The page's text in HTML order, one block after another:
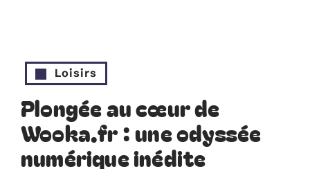
Loisirs
Plongée au cœur de
Wooka.fr : une odyssée
numérique inédite